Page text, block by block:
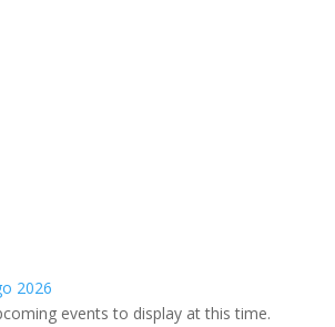
2026
events to display at this time.